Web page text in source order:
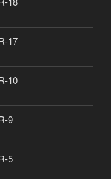
17
10
9
5